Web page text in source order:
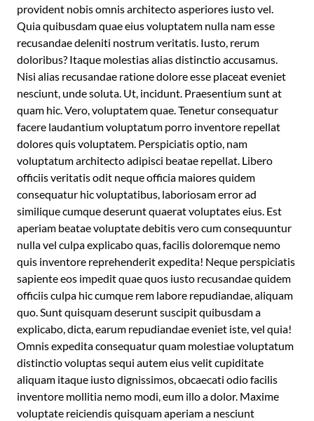
provident nobis omnis architecto asperiores iusto vel.
Quia quibusdam quae eius voluptatem nulla nam esse
recusandae deleniti nostrum veritatis. Iusto, rerum
doloribus? Itaque molestias alias distinctio accusamus.
Nisi alias recusandae ratione dolore esse placeat eveniet
nesciunt, unde soluta. Ut, incidunt. Praesentium sunt at
quam hic. Vero, voluptatem quae. Tenetur consequatur
facere laudantium voluptatum porro inventore repellat
dolores quis voluptatem. Perspiciatis optio, nam
voluptatum architecto adipisci beatae repellat. Libero
officiis veritatis odit neque officia maiores quidem
consequatur hic voluptatibus, laboriosam error ad
similique cumque deserunt quaerat voluptates eius. Est
aperiam beatae voluptate debitis vero cum consequuntur
nulla vel culpa explicabo quas, facilis doloremque nemo
quis inventore reprehenderit expedita! Neque perspiciatis
sapiente eos impedit quae quos iusto recusandae quidem
officiis culpa hic cumque rem labore repudiandae, aliquam
quo. Sunt quisquam deserunt suscipit quibusdam a
explicabo, dicta, earum repudiandae eveniet iste, vel quia!
Omnis expedita consequatur quam molestiae voluptatum
distinctio voluptas sequi autem eius velit cupiditate
aliquam itaque iusto dignissimos, obcaecati odio facilis
inventore mollitia nemo modi, eum illo a dolor. Maxime
voluptate reiciendis quisquam aperiam a nesciunt